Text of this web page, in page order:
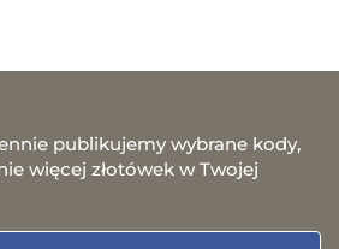
publikujemy wybrane kody,
więcej złotówek w Twojej